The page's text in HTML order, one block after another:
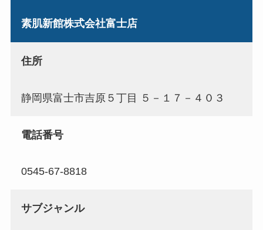
素肌新館株式会社富士店
住所
静岡県富士市吉原５丁目 ５－１７－４０３
電話番号
0545-67-8818
サブジャンル